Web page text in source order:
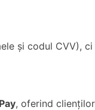
și codul CVV),
, oferind